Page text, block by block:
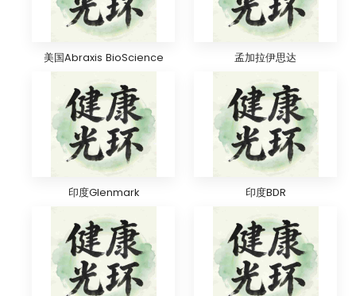
美国Abraxis BioScience 孟加拉伊思达
印度Glenmark 印度BDR